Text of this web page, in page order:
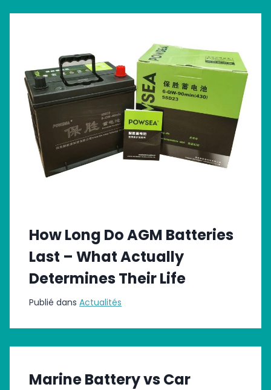
How Long Do AGM Batteries
Last – What Actually
Determines Their Life
Publié dans Actualités
Marine Battery vs Car